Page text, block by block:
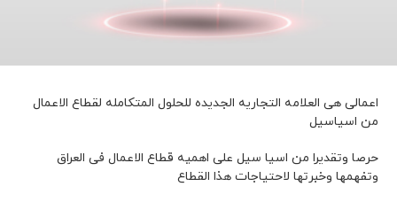
تکنولوجیا المعلومات والإتصالات
المساعدة
SIM اطلب المساعدة
اعمالى هى العلامه التجاريه الجديده للحلول المتكامله لقطاع الاعمال
من اسياسيل
حرصا وتقديرا من اسيا سيل على اهميه قطاع الاعمال فى العراق
وتفهمها وخبرتها لاحتياجات هذا القطاع